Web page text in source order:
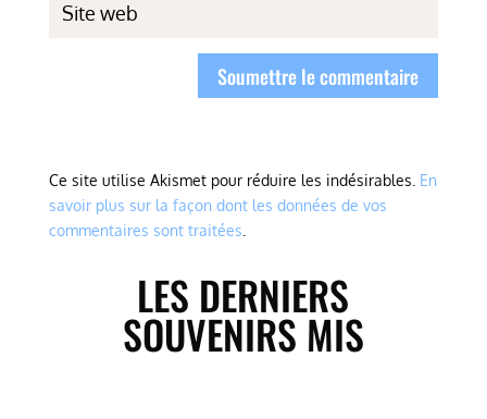
Soumettre le commentaire
Ce site utilise Akismet pour réduire les indésirables. En
savoir plus sur la façon dont les données de vos
commentaires sont traitées
LES DERNIERS
SOUVENIRS MIS